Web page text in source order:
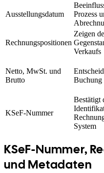
Ausstellungsdatum
Prozess
Rechnungspositionen
Zeigen
Verkaufs
Netto, MwSt. und
Brutto
Buchung
KSeF-Nummer
Bestätigt
System
KSeF-Nummer,
und Metadaten